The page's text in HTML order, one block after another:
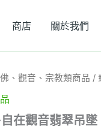
商店 關於我們
、觀音、宗教類商品 /
在觀音翡翠吊墜